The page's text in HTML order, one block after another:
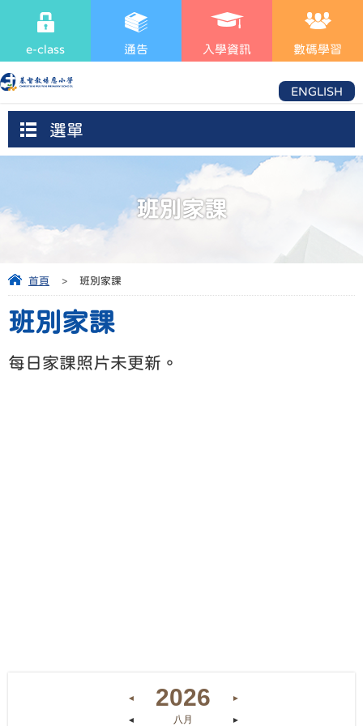
e-class 通告 入學資訊 數碼學習
ENGLISH
選單
班別家課
首頁 > 班別家課
班別家課
每日家課照片未更新。
◄ 2026 ►
◄ 八月 ►